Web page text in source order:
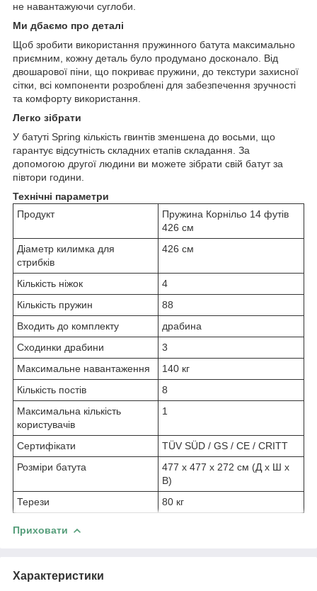
не навантажуючи суглоби.
Ми дбаємо про деталі
Щоб зробити використання пружинного батута максимально
приємним, кожну деталь було продумано досконало. Від
двошарової піни, що покриває пружини, до текстури захисної
сітки, всі компоненти розроблені для забезпечення зручності
та комфорту використання.
Легко зібрати
У батуті Spring кількість гвинтів зменшена до восьми, що
гарантує відсутність складних етапів складання. За
допомогою другої людини ви можете зібрати свій батут за
півтори години.
Технічні параметри
Продукт
Пружина Корнільо 14 футів
426 см
Діаметр килимка для
стрибків
426 см
Кількість ніжок
4
Кількість пружин
88
Входить до комплекту
драбина
Сходинки драбини
3
Максимальне навантаження
140 кг
Кількість постів
8
Максимальна кількість
користувачів
1
Сертифікати
TÜV SÜD / GS / CE / CRITT
Розміри батута
477 x 477 x 272 см (Д x Ш x
В)
Терези
80 кг
Приховати
Характеристики